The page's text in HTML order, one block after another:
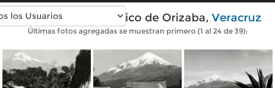
Fotos antiguas de Pico de Orizaba, Veracruz
Últimas fotos agregadas se muestran primero (1 al 24 de 39):